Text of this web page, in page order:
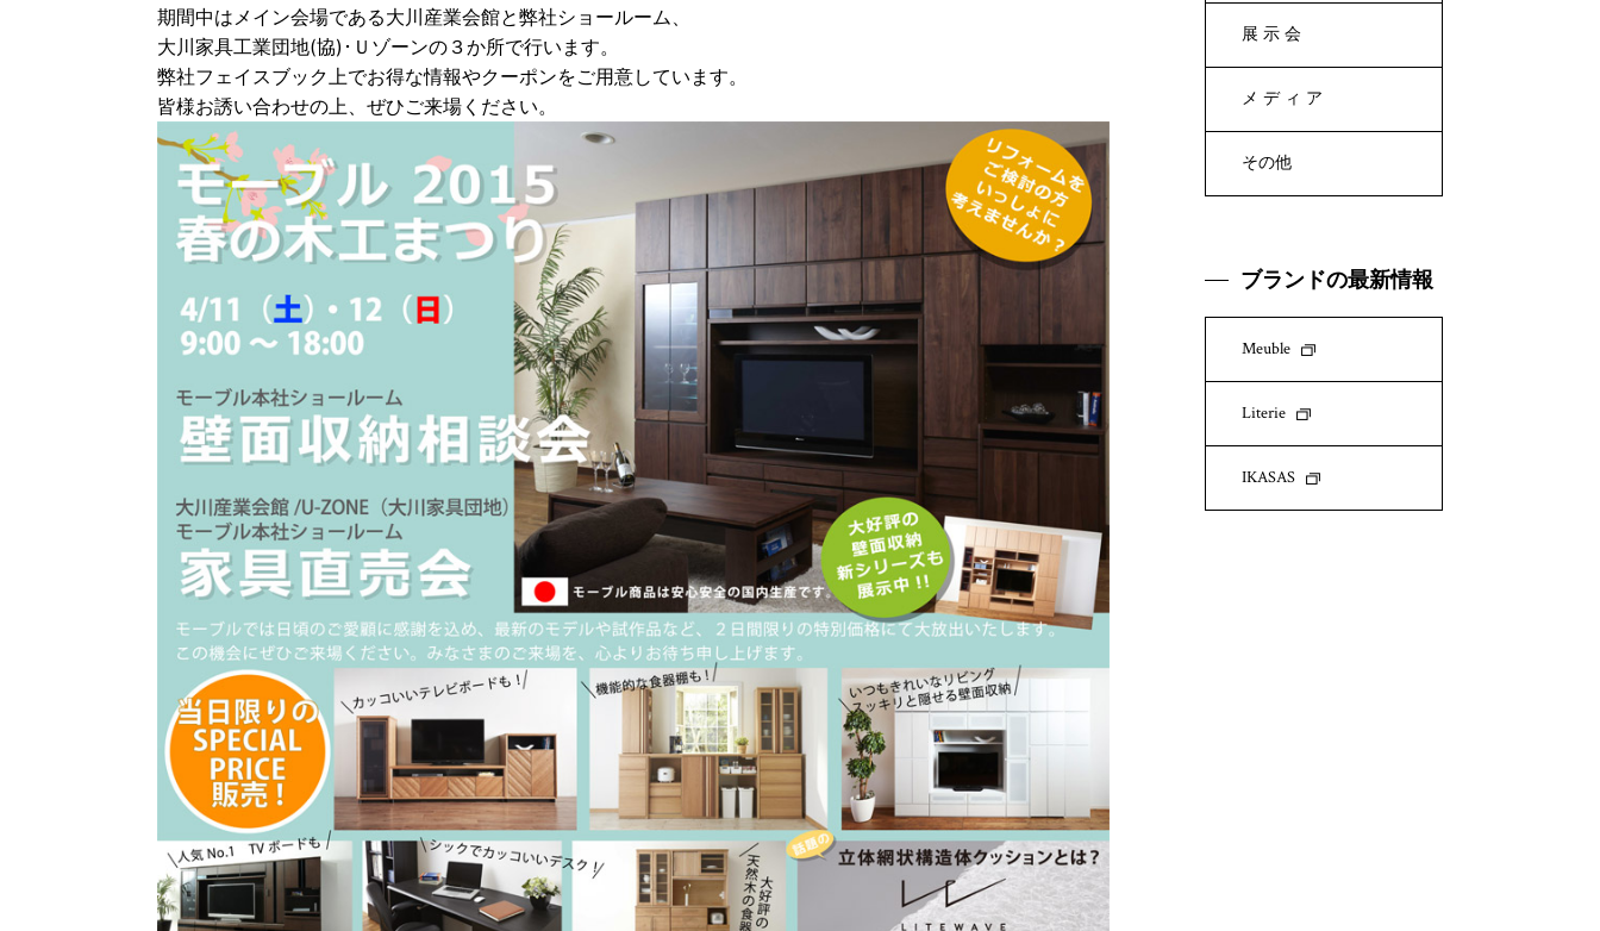
期間中はメイン会場である大川産業会館と弊社ショールーム、
大川家具工業団地(協)･Ｕゾーンの３か所で行います。
弊社フェイスブック上でお得な情報やクーポンをご用意しています。
皆様お誘い合わせの上、ぜひご来場ください。
展示会
メディア
その他
ブランドの最新情報
Meuble
Literie
IKASAS